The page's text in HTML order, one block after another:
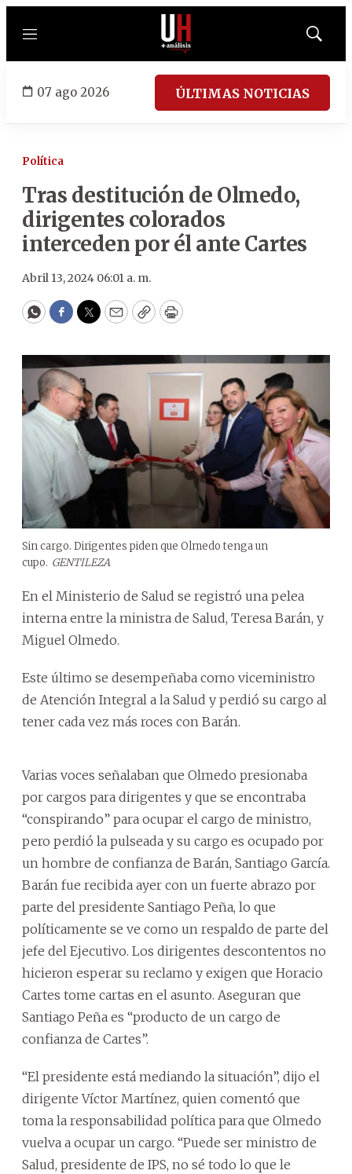
Menú
Mostrar
07 ago 2026 ÚLTIMAS NOTICIAS
Política
Tras destitución de Olmedo,
dirigentes colorados
interceden por él ante Cartes
Abril 13, 2024 06:01 a. m.
WhatsApp
Facebook
Twitter
EmailCopyPrint
Sin cargo. Dirigentes piden que Olmedo tenga un
cupo. GENTILEZA
En el Ministerio de Salud se registró una pelea
interna entre la ministra de Salud, Teresa Barán, y
Miguel Olmedo.
Este último se desempeñaba como viceministro
de Atención Integral a la Salud y perdió su cargo al
tener cada vez más roces con Barán.
Varias voces señalaban que Olmedo presionaba
por cargos para dirigentes y que se encontraba
“conspirando” para ocupar el cargo de ministro,
pero perdió la pulseada y su cargo es ocupado por
un hombre de confianza de Barán, Santiago García.
Barán fue recibida ayer con un fuerte abrazo por
parte del presidente Santiago Peña, lo que
políticamente se ve como un respaldo de parte del
jefe del Ejecutivo. Los dirigentes descontentos no
hicieron esperar su reclamo y exigen que Horacio
Cartes tome cartas en el asunto. Aseguran que
Santiago Peña es “producto de un cargo de
confianza de Cartes”.
“El presidente está mediando la situación”, dijo el
dirigente Víctor Martínez, quien comentó que
toma la responsabilidad política para que Olmedo
vuelva a ocupar un cargo. “Puede ser ministro de
Salud, presidente de IPS, no sé todo lo que le